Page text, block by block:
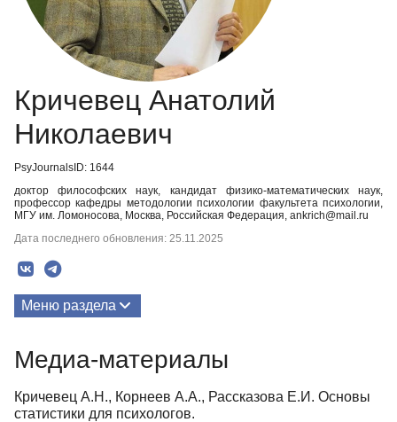
Кричевец Анатолий
Николаевич
PsyJournalsID: 1644
доктор философских наук, кандидат физико-математических наук,
профессор кафедры методологии психологии факультета психологии,
МГУ им. Ломоносова, Москва, Российская Федерация, ankrich@mail.ru
Дата последнего обновления: 25.11.2025
Меню раздела
Медиа-материалы
Медиа-материалы
Кричевец А.Н., Корнеев А.А., Рассказова Е.И. Основы
статистики для психологов.